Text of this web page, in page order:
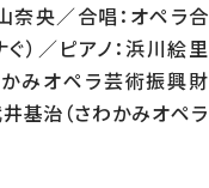
奈央／合唱：オペラ合
）／ピアノ：浜川絵里
みオペラ芸術振興財
基治（さわかみオペラ